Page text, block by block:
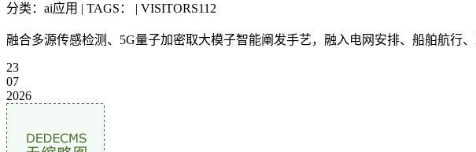
分类：ai应用 | TAGS： | VISITORS112
融合多源传感检测、5G量子加密取大模子智能阐发手艺，融入电网安排、船舶航行
23
07
2026